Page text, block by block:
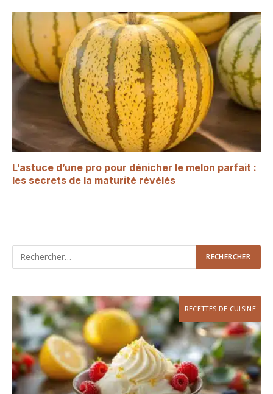
L’astuce d’une pro pour dénicher le melon parfait :
les secrets de la maturité révélés
RECETTES DE CUISINE